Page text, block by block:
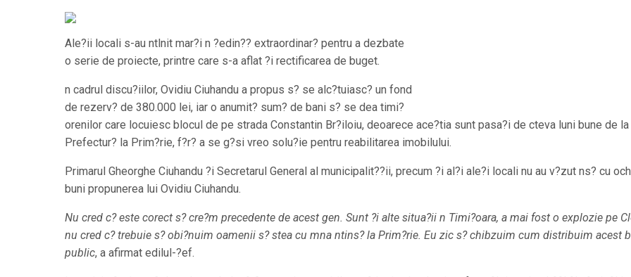
Ale?ii locali s-au ntlnit mar?i n ?edin?? extraordinar? pentru a dezbate
o serie de proiecte, printre care s-a aflat ?i rectificarea de buget.
n cadrul discu?iilor, Ovidiu Ciuhandu a propus s? se alc?tuiasc? un fond
de rezerv? de 380.000 lei, iar o anumit? sum? de bani s? se dea timi?
orenilor care locuiesc blocul de pe strada Constantin Br?iloiu, deoarece ace?tia sunt pasa?i de cteva luni bune de la
Prefectur? la Prim?rie, f?r? a se g?si vreo solu?ie pentru reabilitarea imobilului.
Primarul Gheorghe Ciuhandu ?i Secretarul General al municipalit??ii, precum ?i al?i ale?i locali nu au v?zut ns? cu
buni propunerea lui Ovidiu Ciuhandu.
Nu cred c? este corect s? cre?m precedente de acest gen. Sunt ?i alte situa?ii n Timi?oara, a mai fost o explozie pe
nu cred c? trebuie s? obi?nuim oamenii s? stea cu mna ntins? la Prim?rie. Eu zic s? chibzuim cum distribuim acest
public, a afirmat edilul-?ef.